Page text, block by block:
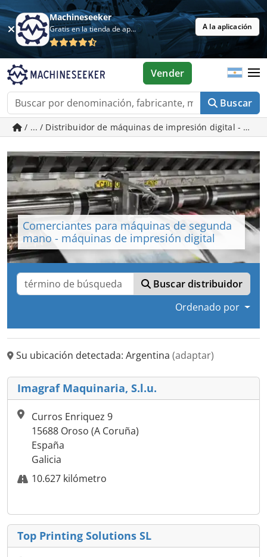
Machineseeker
Gratis en la tienda de aplicaciones A la aplicación
Buscar
Vender
/ ... / Distribuidor de máquinas de impresión digital -
Comerciantes para máquinas de segunda
mano - máquinas de impresión digital
Buscar distribuidor
Ordenado por
Su ubicación detectada: Argentina (adaptar)
Imagraf Maquinaria, S.l.u.
Curros Enriquez 9
15688 Oroso (A Coruña)
España
Galicia
10.627 kilómetro
Top Printing Solutions SL